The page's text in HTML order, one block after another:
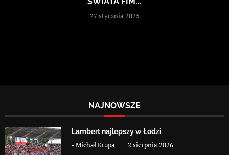
27 stycznia 2025
NAJNOWSZE
Lambert najlepszy w Łodzi
-Michał Krupa 2 sierpnia 2026